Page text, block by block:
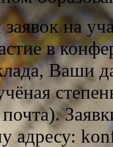
на
в
Ваши
почта).
адресу: